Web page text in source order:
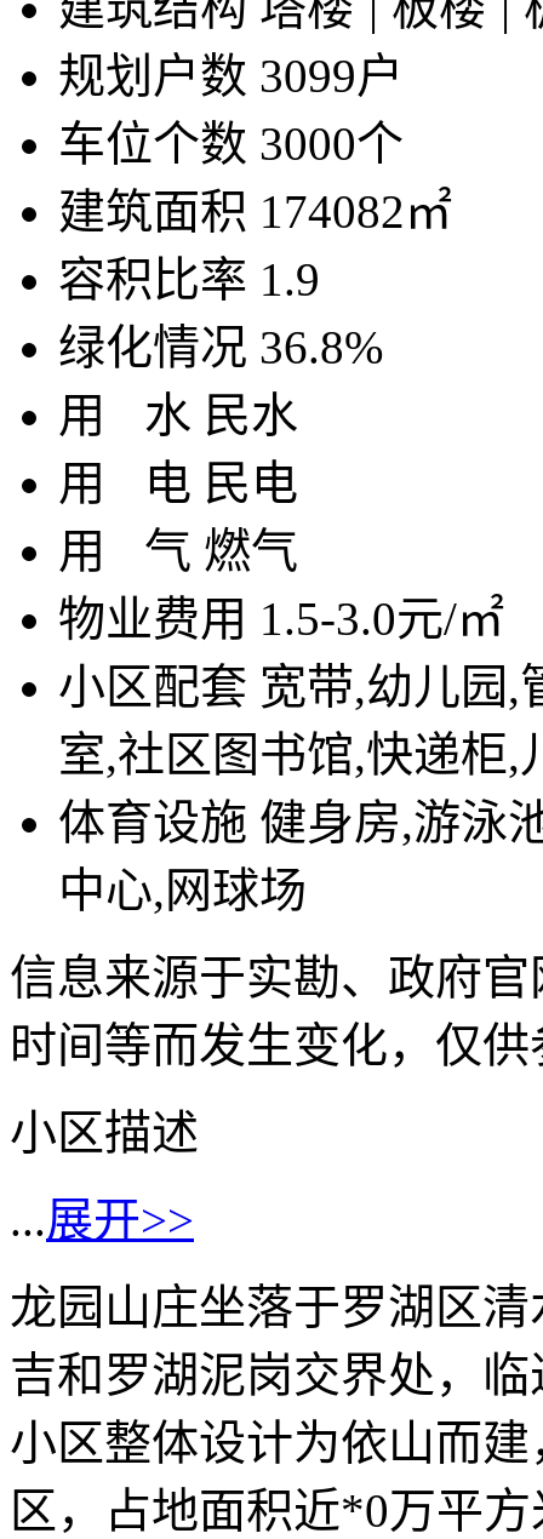
规划户数 3099户
车位个数 3000个
建筑面积 174082㎡
容积比率 1.9
绿化情况 36.8%
用 水 民水
用
电 民电
用 气 燃气
物业费用 1.5-3.0元/㎡
小区配套 宽带,幼儿园,
室,社区图书馆,快递柜,
体育设施 健身房,游泳
中心,网球场
信息来源于实勘、政府
时间等而发生变化，仅
小区描述
...展开>>
龙园山庄坐落于罗湖区
吉和罗湖泥岗交界处，
小区整体设计为依山而
区，占地面积近*0万平